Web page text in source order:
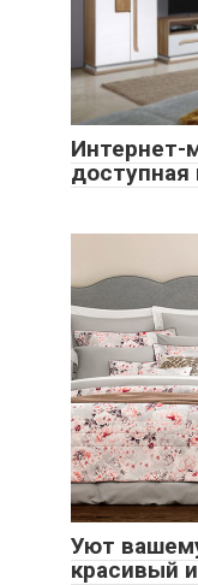
Интернет-
Уют
красивый